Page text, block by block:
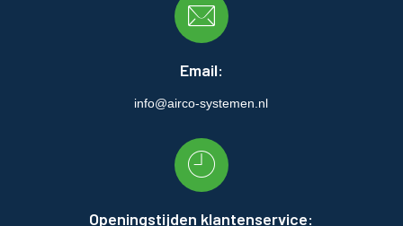
Email:
info@airco-systemen.nl
Openingstijden klantenservice: